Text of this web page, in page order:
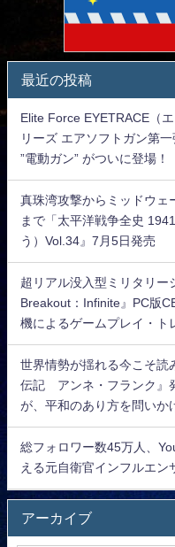
最近の投稿
Elite Force EYETRACE（
リーズ エアソフトガン第
”電動ガン” がついに登場！
真珠湾攻撃からミッドウェ
まで「太平洋戦争全史
う）Vol.34』7月5日発売
超リアル没入型ミリタリー
Breakout：Infinite』PC版
機によるゲームプレイ・ト
世界情勢が揺れる今こそ
伝記 アンネ・フランク』
が、平和のあり方を問いか
総フォロワー数45万人、
える元自衛官インフルエン
アーカイブ